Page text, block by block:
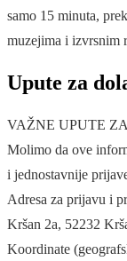
samo 15 minuta,
muzejima i izvrsnim
Upute za
VAŽNE UPUTE
Molimo da ove
i jednostavnije
Adresa za prijavu i
Kršan 2a, 52232
Koordinate